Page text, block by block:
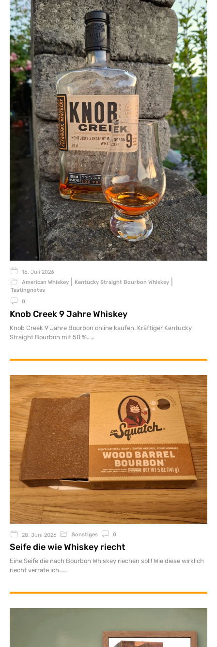
16. Juli 2026
American Whiskey
Kentucky Straight Bourbon Whiskey
Tastingnotes
0
Knob Creek 9 Jahre Whiskey
Knob Creek 9 Jahre Bourbon online kaufen. Kräftiger Kentucky
Straight Bourbon mit 50 %…
28. Juni 2026 Sonstiges 0
Seife die wie Whiskey riecht
Eine Seife die nach Bourbon Whiskey riechen soll! Wie diese wirklich
riecht verrate ich…